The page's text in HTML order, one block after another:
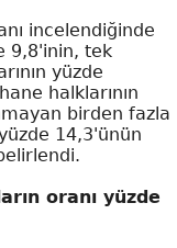
incelendiğinde
9,8'inin, tek
yüzde
halklarının
birden fazla
14,3'ünün
oranı yüzde